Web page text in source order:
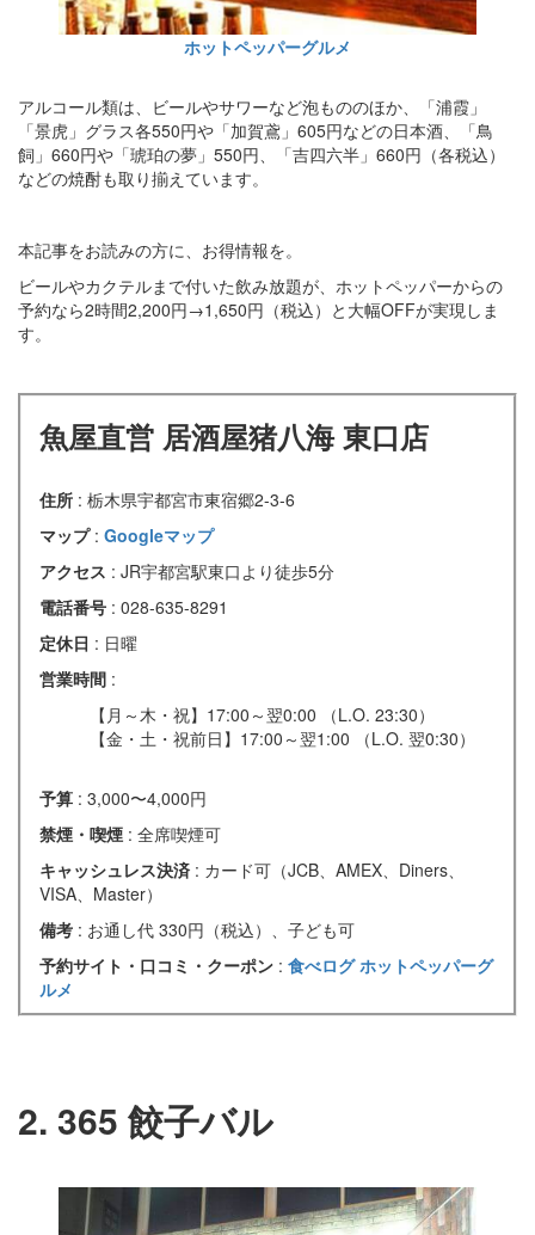
ホットペッパーグルメ
アルコール類は、ビールやサワーなど泡もののほか、「浦霞」
「景虎」グラス各550円や「加賀鳶」605円などの日本酒、「鳥
飼」660円や「琥珀の夢」550円、「吉四六半」660円（各税込）
などの焼酎も取り揃えています。
本記事をお読みの方に、お得情報を。
ビールやカクテルまで付いた飲み放題が、ホットペッパーからの
予約なら2時間2,200円→1,650円（税込）と大幅OFFが実現しま
す。
魚屋直営 居酒屋猪八海 東口店
住所 : 栃木県宇都宮市東宿郷2-3-6
マップ : Googleマップ
アクセス : JR宇都宮駅東口より徒歩5分
電話番号 : 028-635-8291
定休日 : 日曜
営業時間 :
【月～木・祝】17:00～翌0:00 （L.O. 23:30）
【金・土・祝前日】17:00～翌1:00 （L.O. 翌0:30）
予算 : 3,000〜4,000円
禁煙・喫煙 : 全席喫煙可
キャッシュレス決済 : カード可（JCB、AMEX、Diners、
VISA、Master）
備考 : お通し代 330円（税込）、子ども可
予約サイト・口コミ・クーポン : 食べログホットペッパーグ
ルメ
2. 365 餃子バル